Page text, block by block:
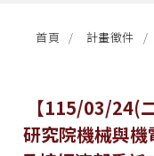
首頁 計畫徵件
最新消息
【115/03/24(
研究院機械與